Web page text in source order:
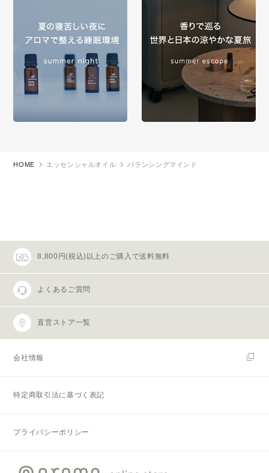
HOME エッセンシャルオイル バランシングマインド
8,800円(税込)以上のご購入で送料無料
よくあるご質問
直営ストア一覧
会社情報
特定商取引法に基づく表記
プライバシーポリシー